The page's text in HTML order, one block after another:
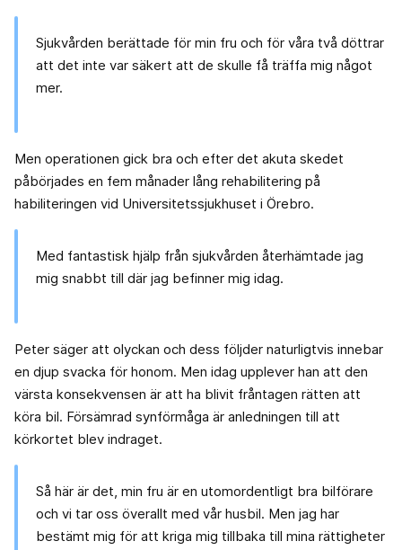
Sjukvården berättade för min fru och för våra två döttrar
att det inte var säkert att de skulle få träffa mig något
mer.
Men operationen gick bra och efter det akuta skedet
påbörjades en fem månader lång rehabilitering på
habiliteringen vid Universitetssjukhuset i Örebro.
Med fantastisk hjälp från sjukvården återhämtade jag
mig snabbt till där jag befinner mig idag.
Peter säger att olyckan och dess följder naturligtvis innebar
en djup svacka för honom. Men idag upplever han att den
värsta konsekvensen är att ha blivit fråntagen rätten att
köra bil. Försämrad synförmåga är anledningen till att
körkortet blev indraget.
Så här är det, min fru är en utomordentligt bra bilförare
och vi tar oss överallt med vår husbil. Men jag har
bestämt mig för att kriga mig tillbaka till mina rättigheter